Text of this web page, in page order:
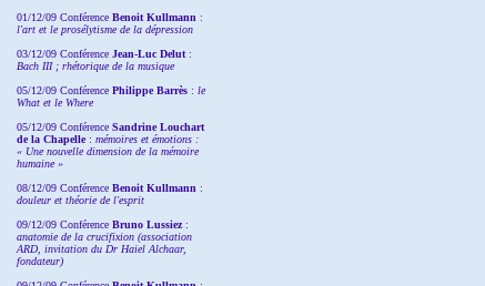
01/12/09 Conférence Benoit Kullmann :
l'art et le prosélytisme de la dépression
03/12/09 Conférence Jean-Luc Delut :
Bach III ; rhétorique de la musique
05/12/09 Conférence Philippe Barrès : le
What et le Where
05/12/09 Conférence SandrineLouchart
de la Chapelle: mémoires et émotions :
« Une nouvelle dimension de la mémoire
humaine »
08/12/09 Conférence Benoit Kullmann :
douleur et théorie de l'esprit
09/12/09 Conférence Bruno Lussiez :
anatomie de la crucifixion (association
ARD, invitation du Dr Haiel Alchaar,
fondateur)